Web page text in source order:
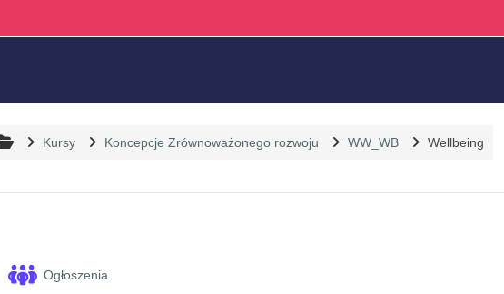
Kursy Koncepcje Zrównoważonego rozwoju WW_WB Wellbeing
Ogłoszenia